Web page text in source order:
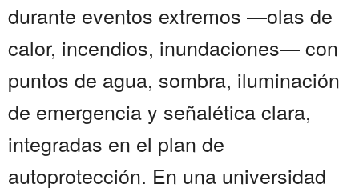
durante eventos extremos —olas de
calor, incendios, inundaciones— con
puntos de agua, sombra, iluminación
de emergencia y señalética clara,
integradas en el plan de
autoprotección. En una universidad